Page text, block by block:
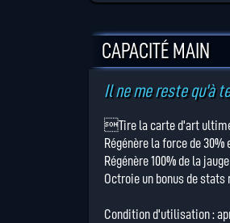
CAPACITÉ MAIN
Il ne me reste qu'à
Tire la carte d'art ultime
Régénère la force de 30%
Régénère 100% de la
Octroie un bonus de stats
Condition d'utilisation :